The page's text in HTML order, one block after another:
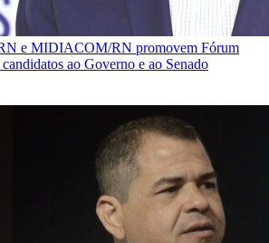
e MIDIACOM/RN promovem Fórum
ao Governo e ao Senado